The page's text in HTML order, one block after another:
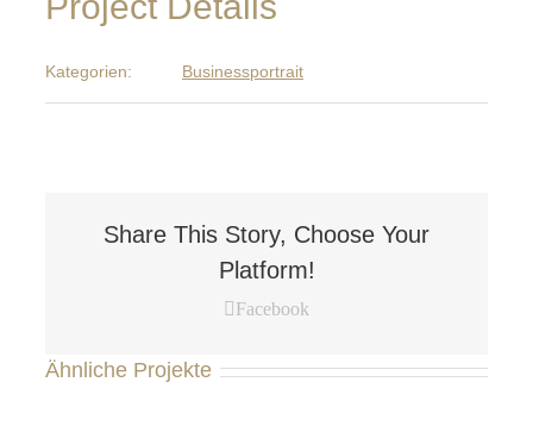
Kategorien: Businessportrait
Share This Story, Choose Your
Platform!
Facebook
Ähnliche Projekte